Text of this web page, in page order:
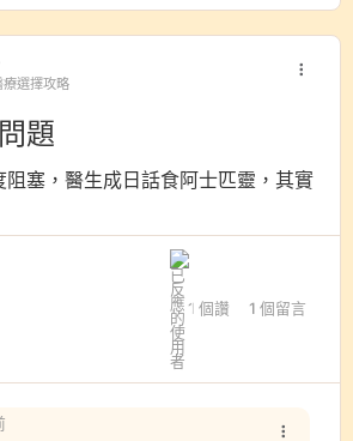
療選擇攻略
題
阻塞，醫生成日話食阿士匹靈，其實
1 個讚 1 個留言